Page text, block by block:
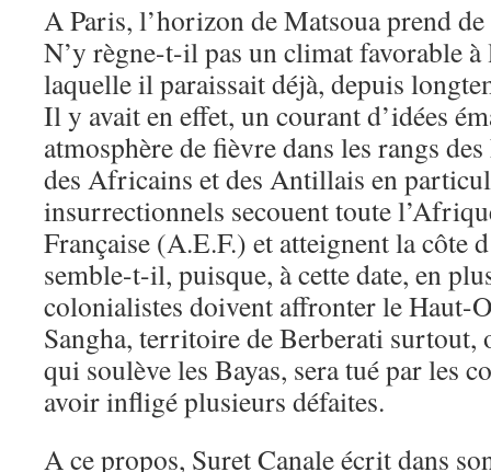
A Paris, l’horizon de Matsoua prend
N’y règne-t-il pas un climat favorable
laquelle il paraissait déjà, depuis
Il y avait en effet, un courant d’idées
atmosphère de fièvre dans les rangs
des Africains et des Antillais en
insurrectionnels secouent toute
Française (A.E.F.) et atteignent la côte
semble-t-il, puisque, à cette date, en
colonialistes doivent affronter le Haut-
Sangha, territoire de Berberati
qui soulève les Bayas, sera tué par les
avoir infligé plusieurs défaites.
A ce propos, Suret Canale écrit dans